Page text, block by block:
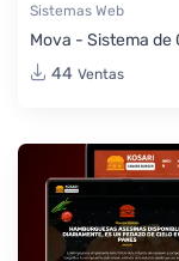
Sistemas Web
Mova - Sistema de
44 Ventas